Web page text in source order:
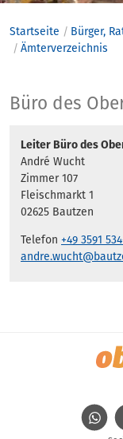
Startseite Bürger,
Ämterverzeichnis
01
Büro des
Leiter Büro des
André Wucht
Zimmer 107
Fleischmarkt 1
02625 Bautzen
Telefon +49 3591